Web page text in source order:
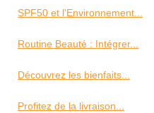
SPF50 et l'Environnement...
Routine Beauté : Intégrer...
Découvrez les bienfaits...
Profitez de la livraison...